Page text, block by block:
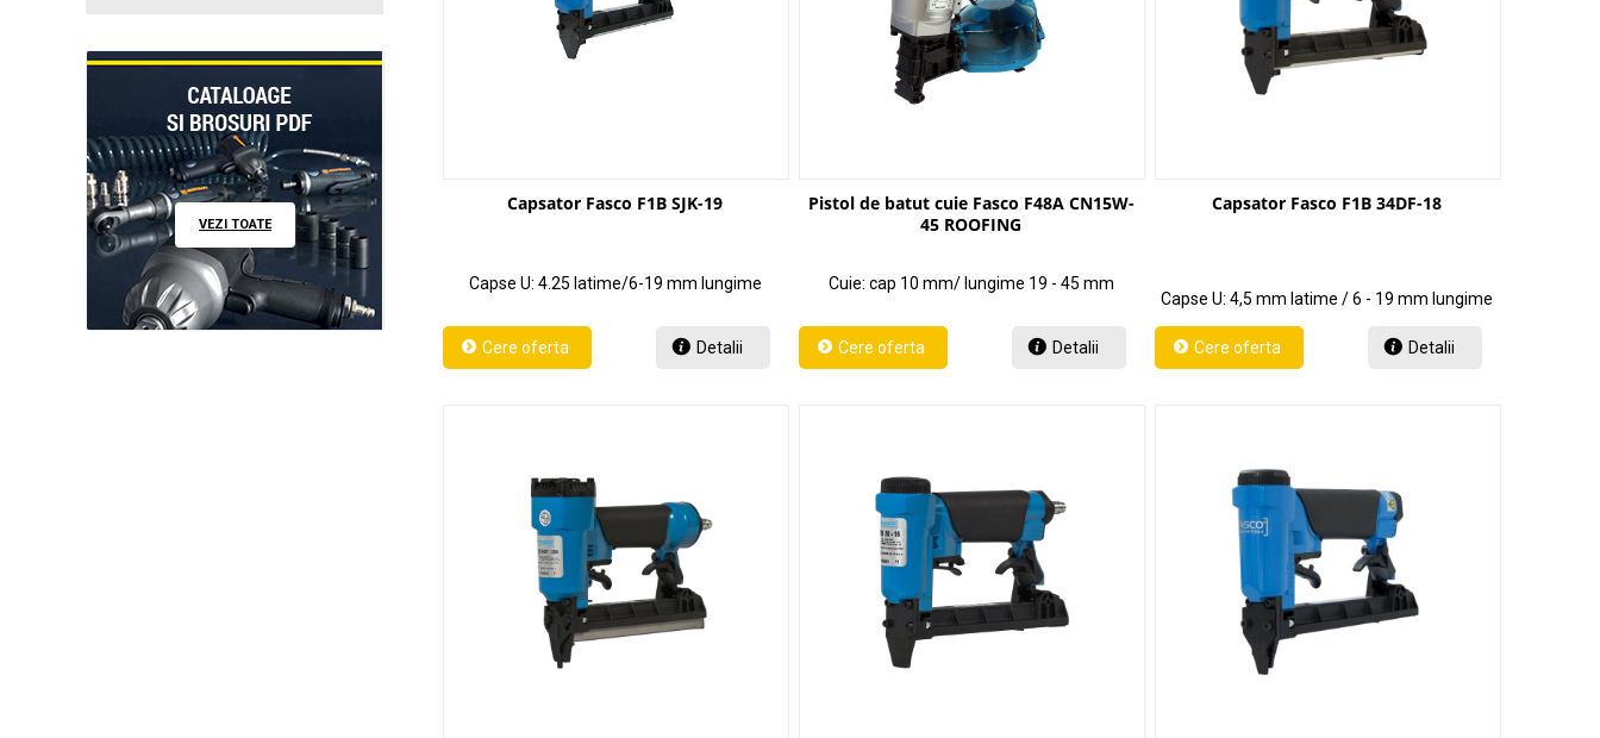
VEZI TOATE
Capsator Fasco F1B SJK-19
Capse U: 4.25 latime/6-19 mm lungime
Detalii
Pistol de batut cuie Fasco F48A CN15W-
45 ROOFING
Cuie: cap 10 mm/ lungime 19 - 45 mm
Detalii
Capsator Fasco F1B 34DF-18
Capse U: 4,5 mm latime / 6 - 19 mm lungime
Detalii